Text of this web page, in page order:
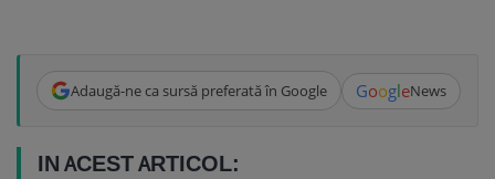
Adaugă-ne ca sursă preferată în Google GoogleNews
IN ACEST ARTICOL: